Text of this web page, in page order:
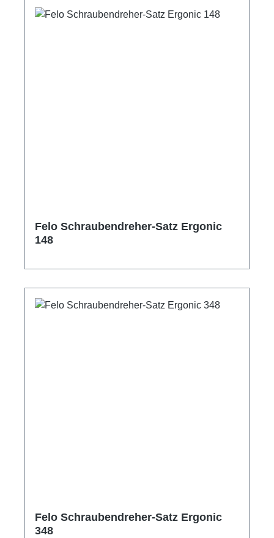
Felo Schraubendreher-Satz Ergonic
148
Felo Schraubendreher-Satz Ergonic
348